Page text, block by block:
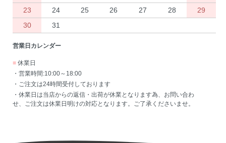
23
24 25 26 27 28
29
30
31
営業日カレンダー
■ 休業日
・営業時間:10:00～18:00
・ご注文は24時間受付しております
・休業日は当店からの返信・出荷が休業となります為、お問い合わ
せ、ご注文は休業日明けの対応となります。ご了承くださいませ。